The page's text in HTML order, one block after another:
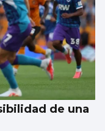
de una